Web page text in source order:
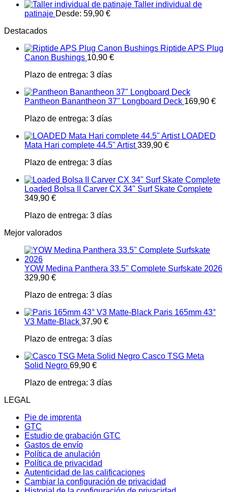
Taller individual de
patinaje Desde: 59,90 €
Destacados
Riptide APS Plug
Canon Bushings 10,90 €
Plazo de entrega: 3 días
Pantheon Banantheon 37" Longboard Deck 169,90 €
Plazo de entrega: 3 días
LOADED
Mata Hari complete 44.5" Artist 339,90 €
Plazo de entrega: 3 días
Loaded Bolsa II Carver CX 34" Surf Skate Complete
349,90 €
Plazo de entrega: 3 días
Mejor valorados
YOW Medina Panthera 33.5" Complete Surfskate 2026
329,90 €
Plazo de entrega: 3 días
Paris 165mm 43°
V3 Matte-Black 37,90 €
Plazo de entrega: 3 días
Casco TSG Meta
Solid Negro 69,90 €
Plazo de entrega: 3 días
LEGAL
Pie de imprenta
GTC
Estudio de grabación GTC
Gastos de envío
Política de anulación
Política de privacidad
Autenticidad de las calificaciones
Cambiar la configuración de privacidad